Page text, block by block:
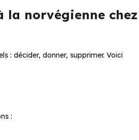
la norvégienne chez
: décider, donner, supprimer. Voici
: